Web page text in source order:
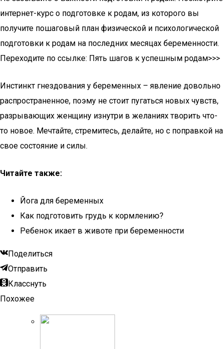
интернет-курс о подготовке к родам, из которого вы
получите пошаговый план физической и психологической
подготовки к родам на последних месяцах беременности.
Переходите по ссылке: Пять шагов к успешным родам>>>
Инстинкт гнездования у беременных – явление довольно
распространенное, поэму не стоит пугаться новых чувств,
разрывающих женщину изнутри в желаниях творить что-
то новое. Мечтайте, стремитесь, делайте, но с поправкой на
свое состояние и силы.
Читайте также:
Йога для беременных
Как подготовить грудь к кормлению?
Ребенок икает в животе при беременности
Поделиться
Отправить
Класснуть
Похожее